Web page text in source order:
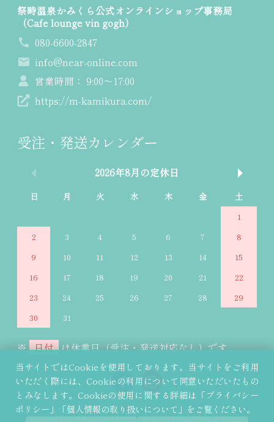
祭畤温泉かみくら公式オンラインショップ事務局
（Cafe lounge vin gogh）
080-6600-2847
info@near-online.com
営業時間： 9:00～17:00
https://m-kamikura.com/
受注・発送カレンダー
2026年8月の定休日
日 月 火 水 木 金
土
1
2
3 4 5 6 7
8
9
10 11 12 13 14
15
16
17 18 19 20 21
22
23
24 25 26 27 28
29
30
31
※ 日付 は休業日（受注・発送対応なし）です。
NEAR Co.,Ltd. Online shop.
当サイトではCookieを使用しております。当サイトをご利用
いただく際には、Cookieの利用について同意いただいたもの
とみなします。Cookieの使用に関する詳細は「プライバシー
ポリシー」「個人情報の取り扱いについて」をご覧ください。